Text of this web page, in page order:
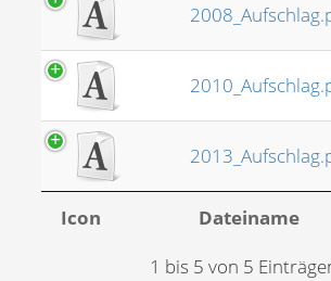
Icon
Dateiname
1 bis 5 von 5